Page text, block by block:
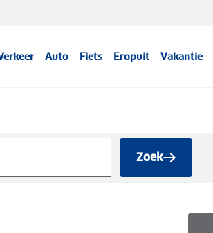
Auto Fiets Eropuit Vakantie
Zoek